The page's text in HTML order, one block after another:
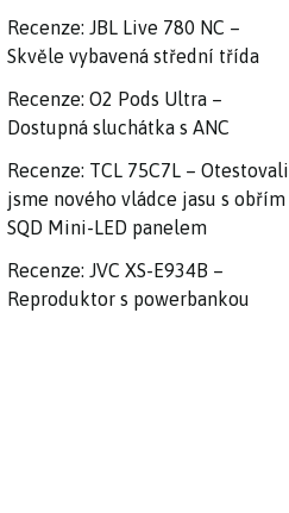
Recenze: JBL Live 780 NC –
Skvěle vybavená střední třída
Recenze: O2 Pods Ultra –
Dostupná sluchátka s ANC
Recenze: TCL 75C7L – Otestovali
jsme nového vládce jasu s obřím
SQD Mini-LED panelem
Recenze: JVC XS-E934B –
Reproduktor s powerbankou